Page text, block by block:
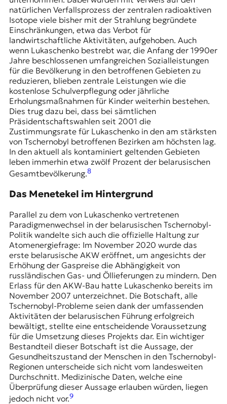
natürlichen Verfallsprozess der zentralen radioaktiven
Isotope viele bisher mit der Strahlung begründete
Einschränkungen, etwa das Verbot für
landwirtschaftliche Aktivitäten, aufgehoben. Auch
wenn Lukaschenko bestrebt war, die Anfang der 1990er
Jahre beschlossenen umfangreichen Sozialleistungen
für die Bevölkerung in den betroffenen Gebieten zu
reduzieren, blieben zentrale Leistungen wie die
kostenlose Schulverpflegung oder jährliche
Erholungsmaßnahmen für Kinder weiterhin bestehen.
Dies trug dazu bei, dass bei sämtlichen
Präsidentschaftswahlen seit 2001 die
Zustimmungsrate für Lukaschenko in den am stärksten
von Tschernobyl betroffenen Bezirken am höchsten lag.
In den aktuell als kontaminiert geltenden Gebieten
leben immerhin etwa zwölf Prozent der belarusischen
Gesamtbevölkerung.8
Das Menetekel im Hintergrund
Parallel zu dem von Lukaschenko vertretenen
Paradigmenwechsel in der belarusischen Tschernobyl-
Politik wandelte sich auch die offizielle Haltung zur
Atomenergiefrage: Im November 2020 wurde das
erste belarusische AKWeröffnet, um angesichts der
Erhöhung der Gaspreise die Abhängigkeit von
russländischen Gas- und Öllieferungen zu mindern. Den
Erlass für den AKW-Bau hatte Lukaschenko bereits im
November 2007 unterzeichnet. Die Botschaft, alle
Tschernobyl-Probleme seien dank der umfassenden
Aktivitäten der belarusischen Führung erfolgreich
bewältigt, stellte eine entscheidende Voraussetzung
für die Umsetzung dieses Projekts dar. Ein wichtiger
Bestandteil dieser Botschaft ist die Aussage, der
Gesundheitszustand der Menschen in den Tschernobyl-
Regionen unterscheide sich nicht vom landesweiten
Durchschnitt. Medizinische Daten, welche eine
Überprüfung dieser Aussage erlauben würden, liegen
jedoch nicht vor.9